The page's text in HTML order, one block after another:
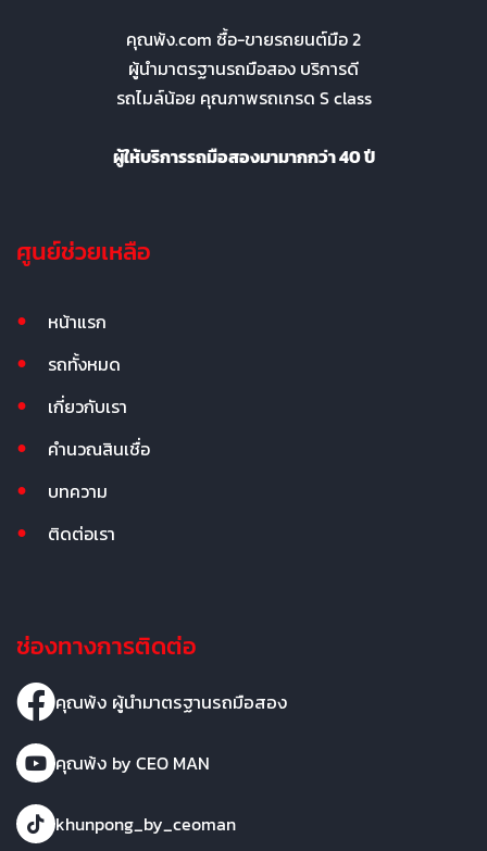
คุณพ้ง.com ซื้อ-ขายรถยนต์มือ 2
ผู้นำมาตรฐานรถมือสอง บริการดี
รถไมล์น้อย คุณภาพรถเกรด S class
ผู้ให้บริการรถมือสองมามากกว่า 40 ปี
ศูนย์ช่วยเหลือ
หน้าแรก
รถทั้งหมด
เกี่ยวกับเรา
คำนวณสินเชื่อ
บทความ
ติดต่อเรา
ช่องทางการติดต่อ
คุณพ้ง ผู้นำมาตรฐานรถมือสอง
คุณพ้ง by CEO MAN
khunpong_by_ceoman